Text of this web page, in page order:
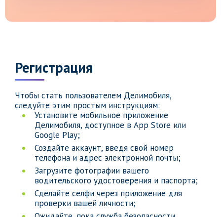
Регистрация
Чтобы стать пользователем Делимобиля,
следуйте этим простым инструкциям:
Установите мобильное приложение
Делимобиля, доступное в App Store или
Google Play;
Создайте аккаунт, введя свой номер
телефона и адрес электронной почты;
Загрузите фотографии вашего
водительского удостоверения и паспорта;
Сделайте селфи через приложение для
проверки вашей личности;